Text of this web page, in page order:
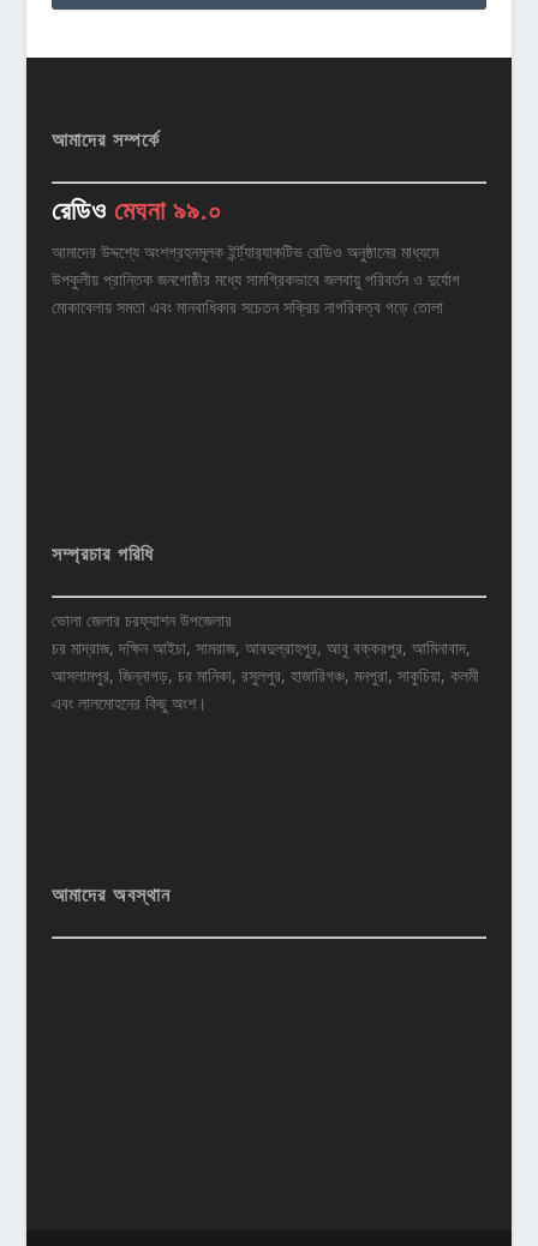
আমাদের সম্পর্কে
রেডিও মেঘনা ৯৯.০
আমাদের উদ্দশ্যে অংশগ্রহনমূলক ইর্ন্ট্যার‌্যাকটিভ রেডিও অনুষ্ঠানের মাধ্যমে
উপকুলীয় প্রান্তিক জনগোষ্ঠীর মধ্যে সামগ্রিকভাবে জলবায়ু পরিবর্তন ও দুর্যোগ
মোকাবেলায় সমতা এবং মানবাধিকার সচেতন সক্রিয় নাগরিকত্ব গড়ে তোলা
সম্প্রচার পরিধি
ভোলা জেলার চরফ্যাশন উপজেলার
চর মাদ্রাজ, দক্ষিন আইচা, সামরাজ, আবদুল্রাহপুর, আবু বক্করপুর, আমিনাবাদ,
আসলামপুর, জিন্নাগড়, চর মানিকা, রসুলপুর, হাজারিগঞ্চ, মনপুরা, সাকুচিয়া, কলমী
এবং লালমোহনের কিছু অংশ।
আমাদের অবস্থান